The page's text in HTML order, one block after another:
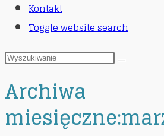
Kontakt
Toggle website search
Archiwa